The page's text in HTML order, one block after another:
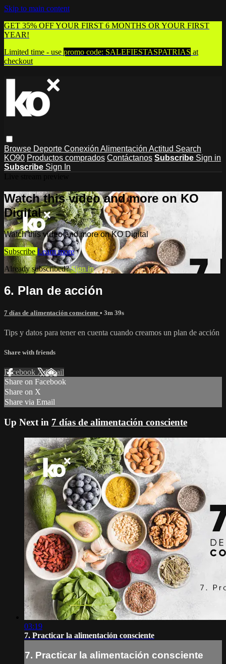
Skip to main content
GET 35% OFF YOUR FIRST 6 MONTHS OR YOUR FIRST
YEAR!
Limited time - use promo code: SALEFIESTASPATRIAS at
checkout
Browse Deporte Conexión Alimentación Actitud Search
KO90 Productos comprados Contáctanos Subscribe Sign in
Subscribe Sign In
Watch this video and more on KO
Digital
Watch this video and more on KO Digital
Subscribe Learn more
Already subscribed?Sign in
6. Plan de acción
7 días de alimentación consciente • 3m 39s
Tips y datos para tener en cuenta cuando creamos un plan de acción
Share with friends
Facebook XEmail
Share on Facebook
Share on X
Share via Email
Up Next in 7 días de alimentación consciente
03:19
7. Practicar la alimentación consciente
7. Practicar la alimentación consciente